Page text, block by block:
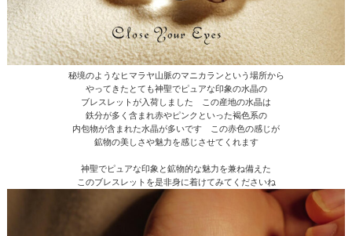
秘境のようなヒマラヤ山脈のマニカランという場所から
やってきたとても神聖でピュアな印象の水晶の
ブレスレットが入荷しました この産地の水晶は
鉄分が多く含まれ赤やピンクといった褐色系の
内包物が含まれた水晶が多いです この赤色の感じが
鉱物の美しさや魅力を感じさせてくれます
神聖でピュアな印象と鉱物的な魅力を兼ね備えた
このブレスレットを是非身に着けてみてくださいね